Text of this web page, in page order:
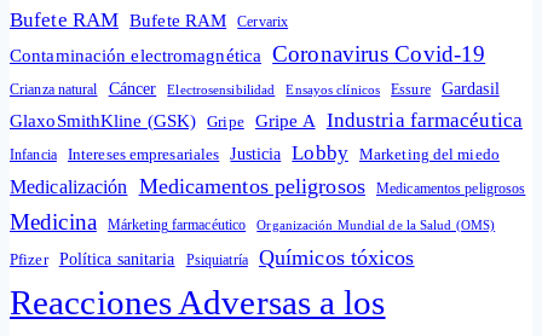
Bufete RAM Bufete RAM Cervarix
Contaminación electromagnética Coronavirus Covid-19
Crianza natural Cáncer Electrosensibilidad Ensayos clínicos Essure Gardasil
GlaxoSmithKline (GSK) Gripe Gripe A Industria farmacéutica
Infancia Intereses empresariales Justicia Lobby Marketing del miedo
Medicalización Medicamentos peligrosos Medicamentos peligrosos
Medicina Márketing farmacéutico Organización Mundial de la Salud (OMS)
Pfizer Política sanitaria Psiquiatría Químicos tóxicos
Reacciones Adversas a los